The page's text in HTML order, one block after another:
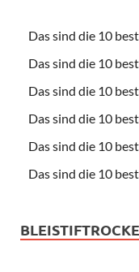
Das sind die 10
Das sind die 10
Das sind die 10
Das sind die 10
Das sind die 10
Das sind die 10